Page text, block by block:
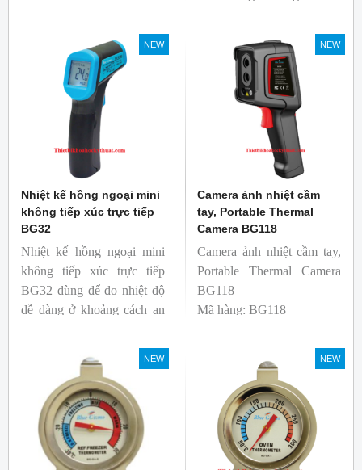
Nhiệt kế thích hợp cho
ngành công nghiệp thực
NEW
Nhiệt kế hồng ngoại mini
không tiếp xúc trực tiếp
BG32
Nhiệt kế hồng ngoại mini
không tiếp xúc trực tiếp
BG32 dùng để đo nhiệt độ
dễ dàng ở khoảng cách an
độ phát xạ nhanh và cố
định giúp người mới bắt
đầu sử dụng dễ dàng.
NEW
Camera ảnh nhiệt cầm
tay, Portable Thermal
Camera BG118
Camera ảnh nhiệt cầm tay,
Portable Thermal Camera
BG118
Mã hàng: BG118
NEW NEW